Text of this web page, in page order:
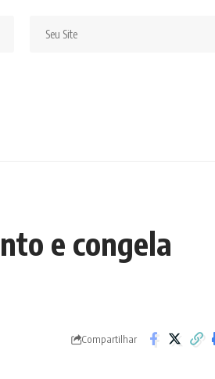
e congela
Compartilhar